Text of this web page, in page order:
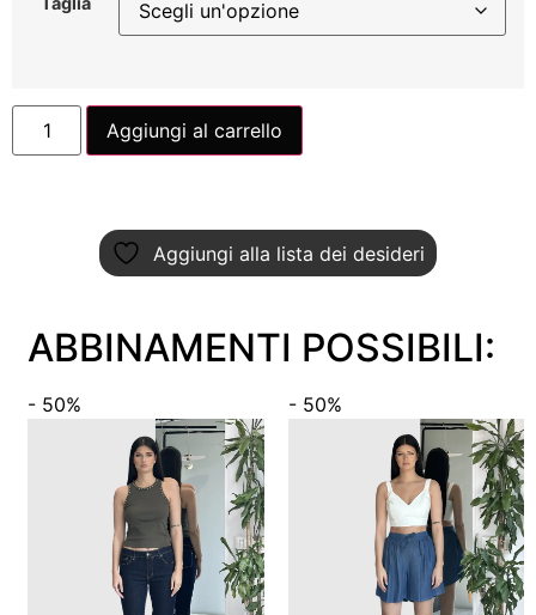
Aggiungi al carrello
Aggiungi alla lista dei desideri
ABBINAMENTI POSSIBILI:
- 50% - 50%